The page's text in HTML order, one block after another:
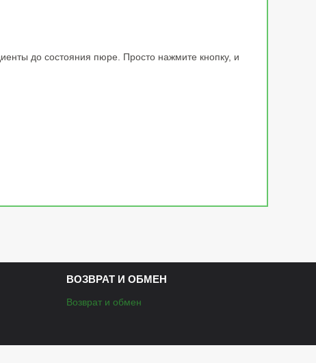
до состояния пюре. Просто нажмите кнопку, и
ВОЗВРАТ И ОБМЕН
Возврат и обмен